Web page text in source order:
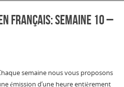
Français: Semaine 10 –
semaine nous vous proposons
émission d’une heure entièrement